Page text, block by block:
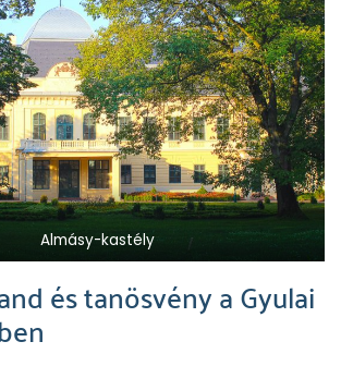
Almásy-kastély
és tanösvény a Gyulai